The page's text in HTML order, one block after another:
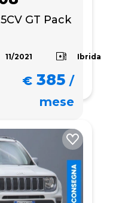
GT Pack
11/2021 Ibrida
€ 385 /
mese